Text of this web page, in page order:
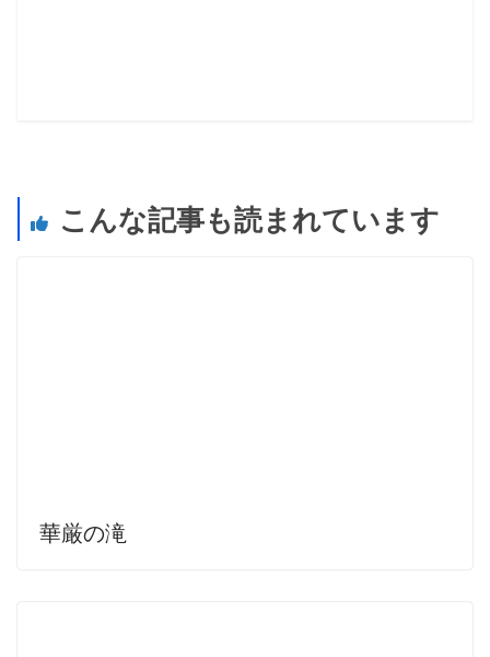
こんな記事も読まれています
華厳の滝